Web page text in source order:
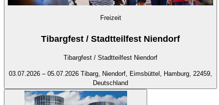
Freizeit
Tibargfest / Stadtteilfest Niendorf
Tibargfest / Stadtteilfest Niendorf
03.07.2026 – 05.07.2026 Tibarg, Niendorf, Eimsbüttel, Hamburg, 22459,
Deutschland